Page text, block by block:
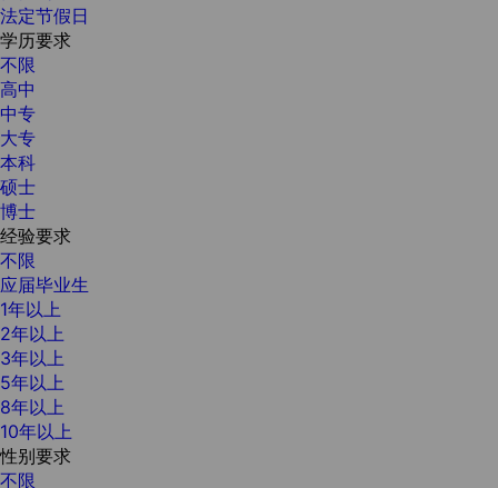
法定节假日
学历要求
不限
高中
中专
大专
本科
硕士
博士
经验要求
不限
应届毕业生
1年以上
2年以上
3年以上
5年以上
8年以上
10年以上
性别要求
不限